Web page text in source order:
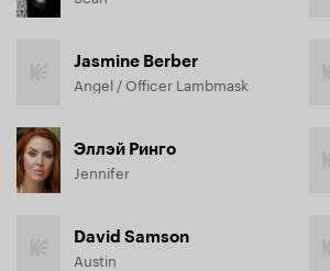
Jasmine Berber
Angel / Officer Lambmask
Эллэй Ринго
Jennifer
David Samson
Austin